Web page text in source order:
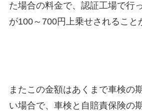
た場合の料金で、認証工場で行
が100～700円上乗せされること
またこの金額はあくまで車検の
い場合で、 車検と自賠責保険の